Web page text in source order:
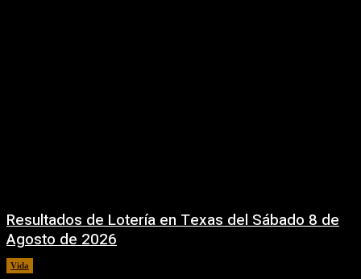
Resultados de Lotería en Texas del Sábado 8 de
Agosto de 2026
Vida